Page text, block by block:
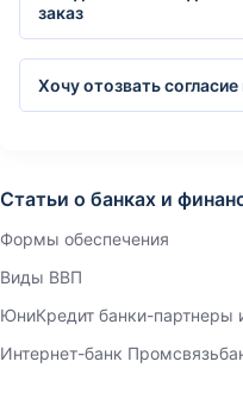
заказ
Хочу отозвать
Статьи о банках и
Формы обеспечения
Виды ВВП
ЮниКредит банки-партнеры
Интернет-банк